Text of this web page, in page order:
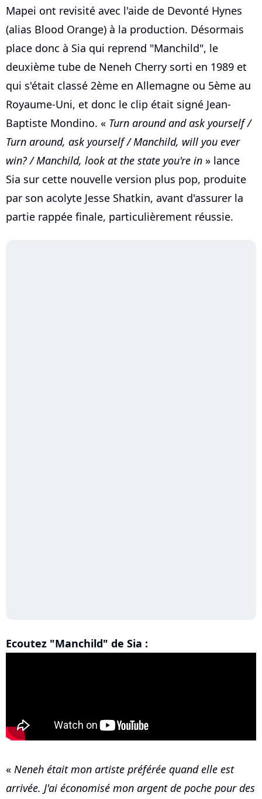
Mapei ont revisité avec l'aide de Devonté Hynes
(alias Blood Orange) à la production. Désormais
place donc à Sia qui reprend "Manchild", le
deuxième tube de Neneh Cherry sorti en 1989 et
qui s'était classé 2ème en Allemagne ou 5ème au
Royaume-Uni, et donc le clip était signé Jean-
Baptiste Mondino. « Turn around and ask yourself /
Turn around, ask yourself / Manchild, will you ever
win? / Manchild, look at the state you're in » lance
Sia sur cette nouvelle version plus pop, produite
par son acolyte Jesse Shatkin, avant d'assurer la
partie rappée finale, particulièrement réussie.
Ecoutez "Manchild" de Sia :
« Neneh était mon artiste préférée quand elle est
arrivée. J'ai économisé mon argent de poche pour des